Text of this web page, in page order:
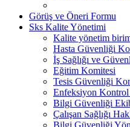
Görüş ve Öneri Formu
Sks Kalite Yönetimi
Kalite yönetim
Hasta Güvenliği
İş Sağlığı ve
Eğitim Komitesi
Tesis Güvenliği
Enfeksiyon
Bilgi Güvenliği
Çalışan Sağlığı
Bilgi Güvenliği